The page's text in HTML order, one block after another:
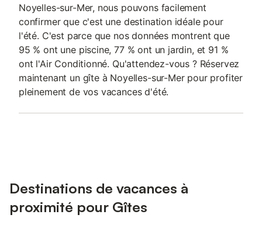
Noyelles-sur-Mer, nous pouvons facilement
confirmer que c'est une destination idéale pour
l'été. C'est parce que nos données montrent que
95 % ont une piscine, 77 % ont un jardin, et 91 %
ont l'Air Conditionné. Qu'attendez-vous ? Réservez
maintenant un gîte à Noyelles-sur-Mer pour profiter
pleinement de vos vacances d'été.
Destinations de vacances à
proximité pour Gîtes